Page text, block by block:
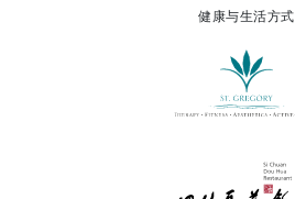
健康与生活方式